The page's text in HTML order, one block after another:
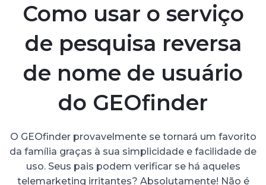
Como usar o serviço
de pesquisa reversa
de nome de usuário
do GEOfinder
O GEOfinder provavelmente se tornará um favorito
da família graças à sua simplicidade e facilidade de
uso. Seus pais podem verificar se há aqueles
telemarketing irritantes? Absolutamente! Não é